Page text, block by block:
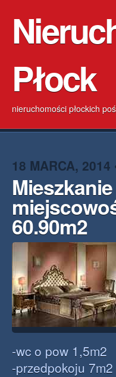
Płock
nieruchomości płockich
18 MARCA, 2014
60.90m2
-wc o pow 1,5m2
-przedpokoju 7m2